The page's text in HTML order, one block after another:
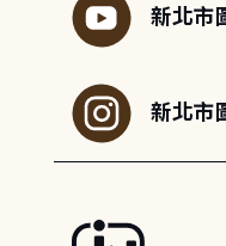
新北市
新北市